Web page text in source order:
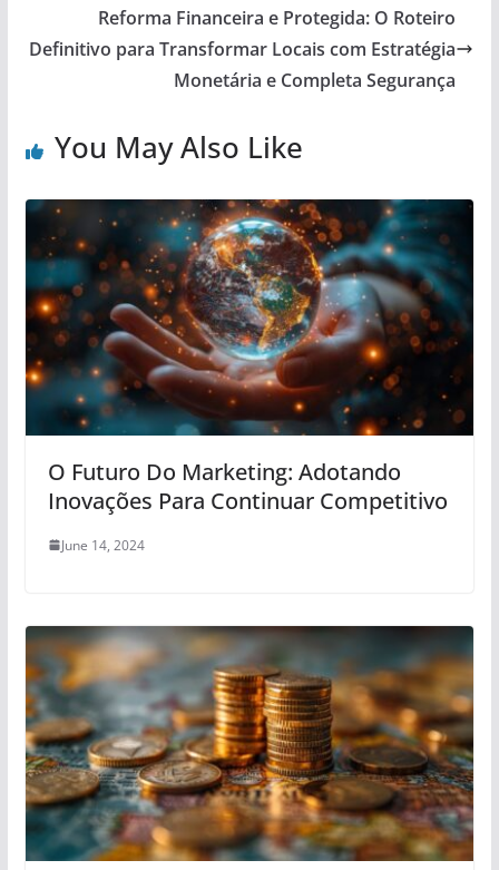
Reforma Financeira e Protegida: O Roteiro
Definitivo para Transformar Locais com Estratégia
Monetária e Completa Segurança
You May Also Like
O Futuro Do Marketing: Adotando
Inovações Para Continuar Competitivo
June 14, 2024